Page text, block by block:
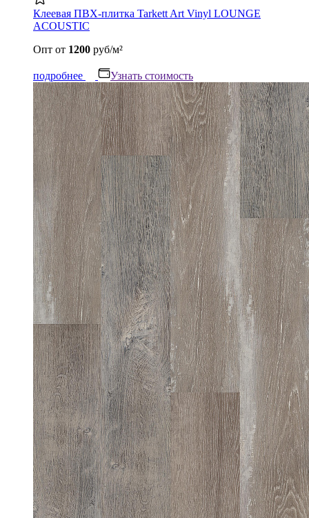
Клеевая ПВХ-плитка Tarkett Art Vinyl LOUNGE
ACOUSTIC
Опт от 1200 руб/м²
подробнее Узнать стоимость